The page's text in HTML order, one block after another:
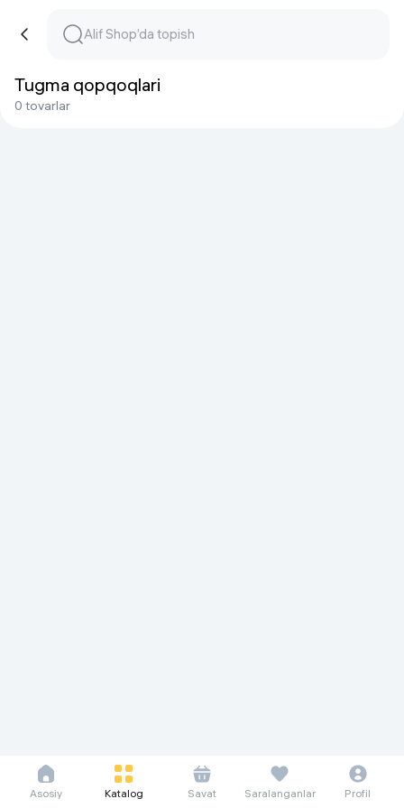
Tugma qopqoqlari
0 tovarlar
Asosiy Katalog Savat Saralanganlar Profil